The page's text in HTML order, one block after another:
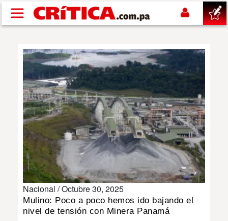
Pasar al contenido principal
SUCESOS
NACIONAL
POLÍTICA
SHOW
DEPORTES
Nacional /Octubre 30, 2025
Mulino: Poco a poco hemos ido bajando el
nivel de tensión con Minera Panamá